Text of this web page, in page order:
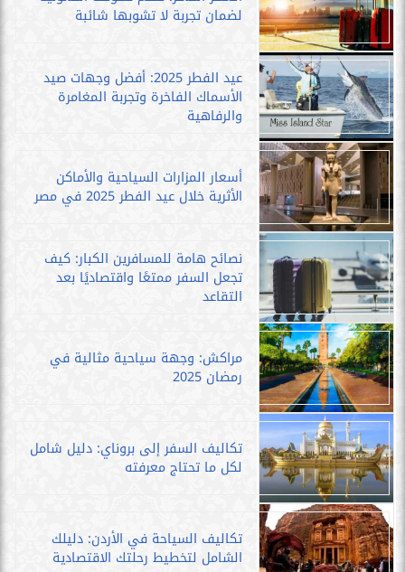
لضمان تجربة لا تشوبها شائبة
عيد الفطر 2025: أفضل وجهات صيد
الأسماك الفاخرة وتجربة المغامرة
والرفاهية
أسعار المزارات السياحية والأماكن
الأثرية خلال عيد الفطر 2025 في مصر
نصائح هامة للمسافرين الكبار: كيف
تجعل السفر ممتعًا واقتصاديًا بعد
التقاعد
مراكش: وجهة سياحية مثالية في
رمضان 2025
تكاليف السفر إلى بروناي: دليل شامل
لكل ما تحتاج معرفته
تكاليف السياحة في الأردن: دليلك
الشامل لتخطيط رحلتك الاقتصادية